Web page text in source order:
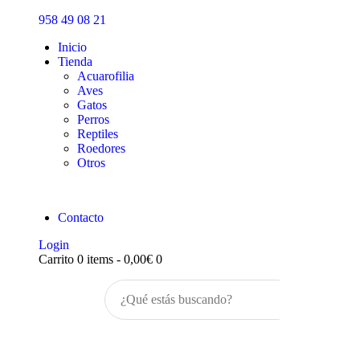
958 49 08 21
Inicio
Tienda
Acuarofilia
Aves
Gatos
Perros
Reptiles
Roedores
Otros
Contacto
Login
Carrito 0 items - 0,00€ 0
Inicio